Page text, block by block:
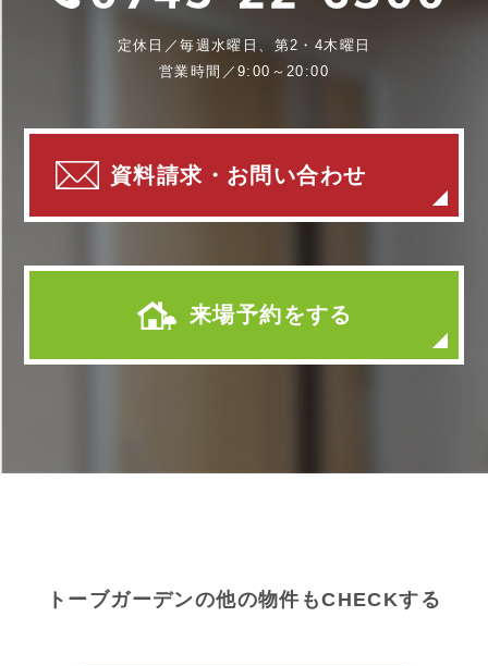
定休日／毎週水曜日、第2・4木曜日
営業時間／9:00～20:00
資料請求・お問い合わせ
来場予約をする
トーブガーデンの他の物件もCHECKする